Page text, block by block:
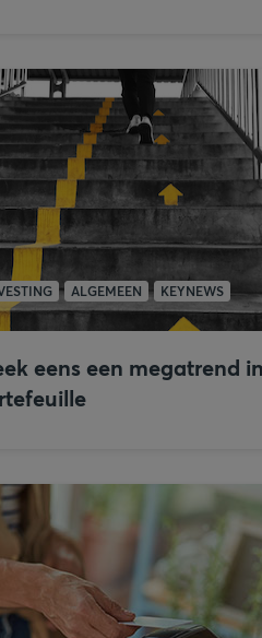
ALGEMEEN KEYNEWS
eens een megatrend